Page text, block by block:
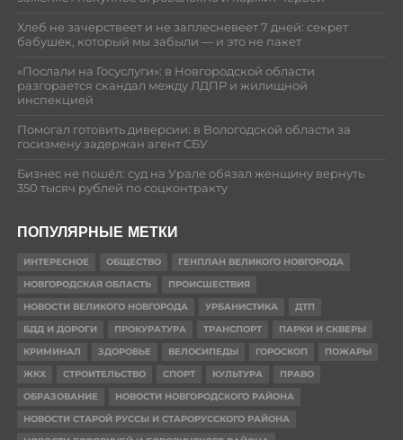
Хлеб не зачерствеет и не заплесневеет 7 дней: секрет
бабушек, который мы забыли — и это не пакет
«Послали на Госуслуги»: в Новгородской области
разгорается скандал между ЛДПР и жилищной
инспекцией
Помогал готовить диверсии: в Вологодской области за
госизмену задержан агент СБУ
Бизнес не пошёл: суд на Урале обязал женщину вернуть
350 тысяч рублей по соцконтракту
ПОПУЛЯРНЫЕ МЕТКИ
ИНТЕРЕСНОЕ ОБЩЕСТВО
ГЕНПЛАН ВЕЛИКОГО НОВГОРОДА
НОВГОРОДСКАЯ ОБЛАСТЬ
ПРОИСШЕСТВИЯ
НОВОСТИ ВЕЛИКОГО НОВГОРОДА
УРБАНИСТИКА
ДТП
БДД И ДОРОГИ
ПРОКУРАТУРА ТРАНСПОРТ
ПАРКИ И СКВЕРЫ
КРИМИНАЛ
ЗДОРОВЬЕ ВЕЛОСИПЕДЫ ГОРОСКОП
ПОЖАРЫ
ЖКХ
СТРОИТЕЛЬСТВО СПОРТ КУЛЬТУРА
ПРАВО
ОБРАЗОВАНИЕ
НОВОСТИ НОВГОРОДСКОГО РАЙОНА
НОВОСТИ СТАРОЙ РУССЫ И СТАРОРУССКОГО РАЙОНА